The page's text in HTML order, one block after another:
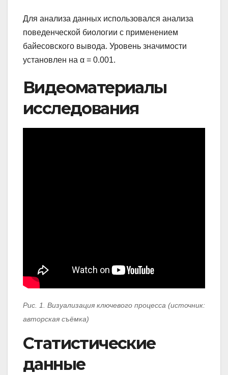
Для анализа данных использовался анализа
поведенческой биологии с применением
байесовского вывода. Уровень значимости
установлен на α = 0.001.
Видеоматериалы
исследования
Рис. 1. Визуализация ключевого процесса (источник:
авторская съёмка)
Статистические
данные